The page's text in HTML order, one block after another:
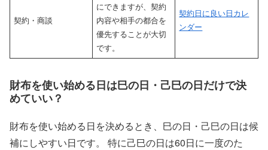
契約・商談
にできますが、契約
内容や相手の都合を
優先することが大切
です。
契約日に良い日カレ
ンダー
財布を使い始める日は巳の日・己巳の日だけで決
めていい？
財布を使い始める日を決めるとき、巳の日・己巳の日は候
補にしやすい日です。 特に己巳の日は60日に一度のた